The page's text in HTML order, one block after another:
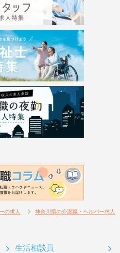
の求人 神奈川県の介護職・ヘルパー求人
生活相談員